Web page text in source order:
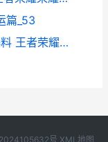
篇_53
王者荣耀荣耀：伽罗KPL皮肤正式爆料 王者荣耀荣耀水晶多少次必出
号 XML地图